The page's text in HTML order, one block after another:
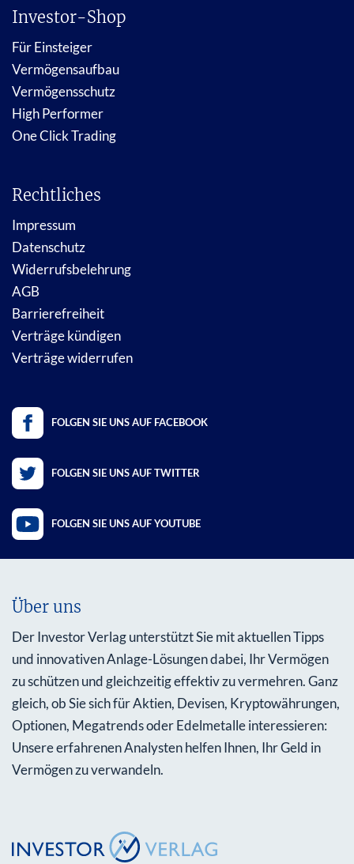
Investor-Shop
Für Einsteiger
Vermögensaufbau
Vermögensschutz
High Performer
One Click Trading
Rechtliches
Impressum
Datenschutz
Widerrufsbelehrung
AGB
Barrierefreiheit
Verträge kündigen
Verträge widerrufen
FOLGEN SIE UNS AUF FACEBOOK
FOLGEN SIE UNS AUF TWITTER
FOLGEN SIE UNS AUF YOUTUBE
Über uns
Der Investor Verlag unterstützt Sie mit aktuellen Tipps
und innovativen Anlage-Lösungen dabei, Ihr Vermögen
zu schützen und gleichzeitig effektiv zu vermehren. Ganz
gleich, ob Sie sich für Aktien, Devisen, Kryptowährungen,
Optionen, Megatrends oder Edelmetalle interessieren:
Unsere erfahrenen Analysten helfen Ihnen, Ihr Geld in
Vermögen zu verwandeln.